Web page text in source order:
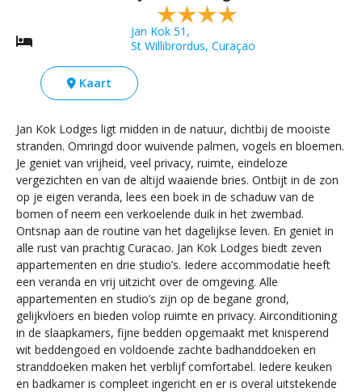
Jan Kok 51,
St Willibrordus, Curaçao
Kaart
Jan Kok Lodges ligt midden in de natuur, dichtbij de mooiste
stranden. Omringd door wuivende palmen, vogels en bloemen.
Je geniet van vrijheid, veel privacy, ruimte, eindeloze
vergezichten en van de altijd waaiende bries. Ontbijt in de zon
op je eigen veranda, lees een boek in de schaduw van de
bomen of neem een verkoelende duik in het zwembad.
Ontsnap aan de routine van het dagelijkse leven. En geniet in
alle rust van prachtig Curacao. Jan Kok Lodges biedt zeven
appartementen en drie studio’s. Iedere accommodatie heeft
een veranda en vrij uitzicht over de omgeving. Alle
appartementen en studio’s zijn op de begane grond,
gelijkvloers en bieden volop ruimte en privacy. Airconditioning
in de slaapkamers, fijne bedden opgemaakt met knisperend
wit beddengoed en voldoende zachte badhanddoeken en
stranddoeken maken het verblijf comfortabel. Iedere keuken
en badkamer is compleet ingericht en er is overal uitstekende